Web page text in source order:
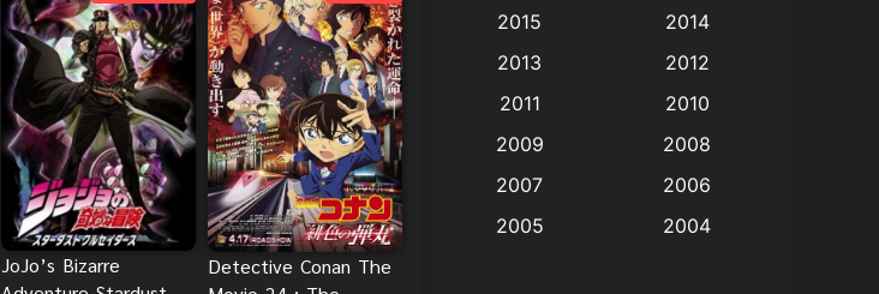
JoJo’s Bizarre
Detective Conan The
Animation แอนิเมชัน (19)
anime(9)
Big tits (นมใหญ่)
Bitch (ผู้หญิงร่าน)
2015
2014
2013
2012
2011
2010
2009
2008
2007
2006
2005
2004